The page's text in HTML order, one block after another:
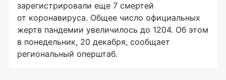
зарегистрировали еще 7 смертей
от коронавируса. Общее число официальных
жертв пандемии увеличилось до 1204. Об этом
в понедельник, 20 декабря, сообщает
региональный оперштаб.